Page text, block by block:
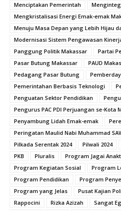
Menciptakan Pemerintah
Mengkristalisasi Energi Emak-emak
Menuju Masa Depan yang Lebih Hijau
Modernisasi Sistem Pengawasan
Panggung Politik Makassar
Partai
Pasar Butung Makassar
PAUD
Pedagang Pasar Butung
Pemerintahan Berbasis Teknologi
Penguatan Sektor Pendidikan
Pengurus PAC PDI Perjuangan se-Kota
Penyambung Lidah Emak-emak
Peringatan Maulid Nabi Muhammad
Pilkada Serentak 2024
Pilwali 2024
PKB
Pluralis
Program Jagai
Program Kegiatan Sosial
Program
Program Pendidikan
Program
Program yang Jelas
Pusat Kajian
Rappocini
Rizka Azizah Sangat